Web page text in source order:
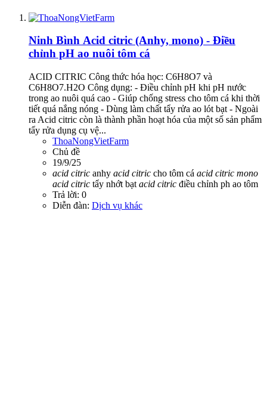
Ninh Bình Acid citric (Anhy, mono) - Điều
chỉnh pH ao nuôi tôm cá
ACID CITRIC Công thức hóa học: C6H8O7 và
C6H8O7.H2O Công dụng: - Điều chỉnh pH khi pH nước
trong ao nuôi quá cao - Giúp chống stress cho tôm cá khi thời
tiết quá nắng nóng - Dùng làm chất tẩy rửa ao lót bạt - Ngoài
ra Acid citric còn là thành phần hoạt hóa của một số sản phẩm
tẩy rửa dụng cụ vệ...
ThoaNongVietFarm
Chủ đề
19/9/25
acid citric anhy acid citric cho tôm cá acid citric mono
acid citric tẩy nhớt bạt acid citric điều chỉnh ph ao tôm
Trả lời: 0
Diễn đàn: Dịch vụ khác